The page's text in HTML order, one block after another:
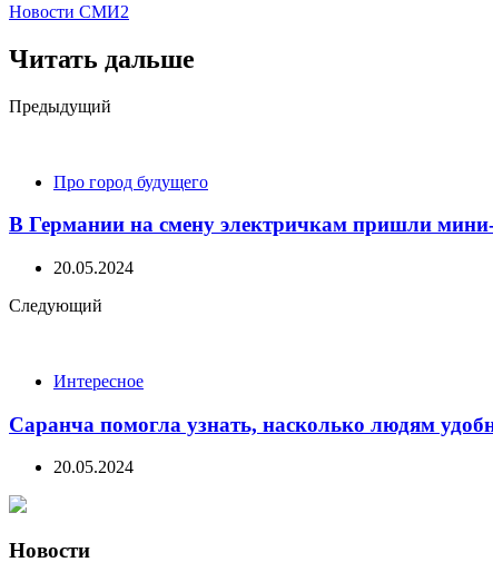
Новости СМИ2
Читать дальше
Post
Предыдущий
Про город будущего
В Германии на смену электричкам пришли
20.05.2024
Следующий
Интересное
Саранча помогла узнать, насколько людям
20.05.2024
Новости